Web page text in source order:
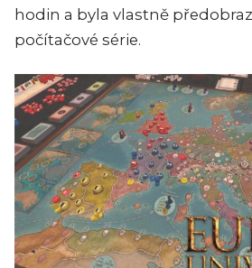
hodin a byla vlastně
počítačové série.